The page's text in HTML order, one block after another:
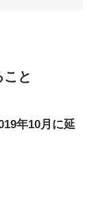
と
年10月に延